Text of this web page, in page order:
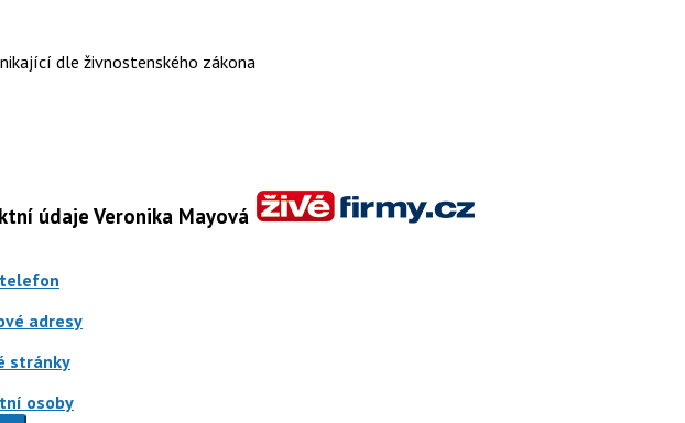
dle živnostenského zákona
údaje Veronika Mayová
adresy
stránky
osoby